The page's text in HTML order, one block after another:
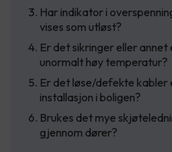
Har indikator i
vises som utløst?
Er det sikringer eller
unormalt høy temperatur?
Er det løse/defekte kabler
installasjon i boligen?
Brukes det mye
gjennom dører?